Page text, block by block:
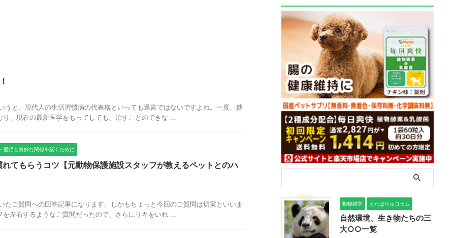
うと、現代人の生活習慣病の代表格といっても過言ではないですよね。一度、糖
、現在の最新医学をもってしても、治すことのできな ...
愛猫と良好な関係を築くために
てもらうコツ【元動物保護施設スタッフが教えるペットとのハ
たご質問への回答記事になります。しかもちょっと今回のご質問は切実といいま
左右するようなご質問だったので、さらにリキをいれ ...
動物雑学 えたばりゅコラム
自然環境、生き物たちの三
大○○一覧